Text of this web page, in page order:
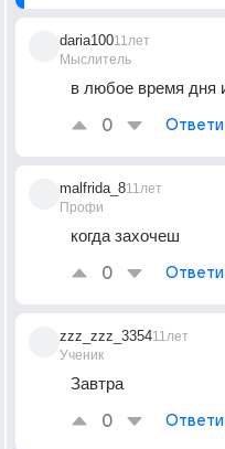
daria100
Мыслитель
11лет
в любое время дня
0
malfrida_8
Профи
11лет
когда захочеш
0
zzz_zzz_3354
Ученик
11лет
Завтра
0